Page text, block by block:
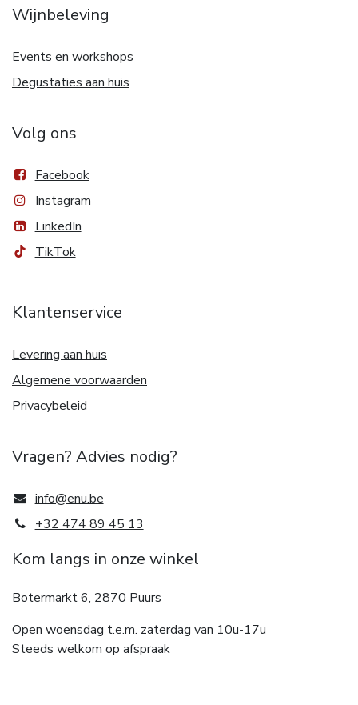
Wijnbeleving
Events en workshops
Degustaties aan huis
Volg ons
Facebook
Instagram
LinkedIn
TikTok
Klantenservice
Levering aan huis
Algemene voorwaarden
Privacybeleid
Vragen? Advies nodig?
info@enu.be
+32 474 89 45 13
Kom langs in onze winkel
Botermarkt 6, 2870 Puurs
Open woensdag t.e.m. zaterdag van 10u-17u
Steeds welkom op afspraak